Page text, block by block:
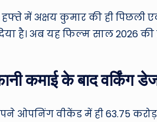
में अक्षय कुमार की ही पिछली
है। अब यह फिल्म साल 2026
कमाई के बाद वर्किंग
ओपनिंग वीकेंड में ही 63.75